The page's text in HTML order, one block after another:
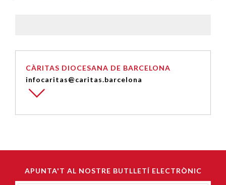
CÀRITAS DIOCESANA DE BARCELONA
infocaritas@caritas.barcelona
APUNTA'T AL NOSTRE BUTLLETÍ ELECTRÒNIC